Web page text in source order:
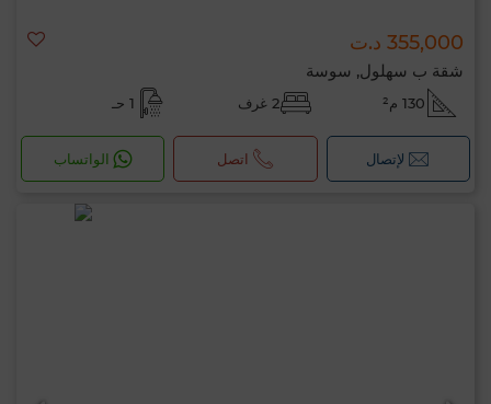
355,000 د.ت
شقة ب سهلول, سوسة
130 م² 2 غرف 1 حـ
لإتصال اتصل الواتساب